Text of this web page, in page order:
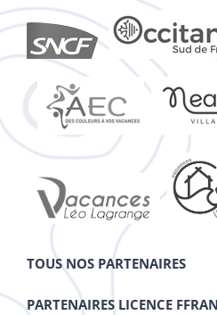
TOUS NOS PARTENAIRES
PARTENAIRES LICENCE